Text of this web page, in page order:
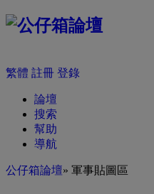
繁體 註冊 登錄
論壇
搜索
幫助
導航
公仔箱論壇» 軍事貼圖區